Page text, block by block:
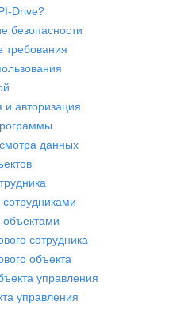
Drive?
безопасности
требования
и авторизация.
данных
сотрудника
объекта
управления
управления